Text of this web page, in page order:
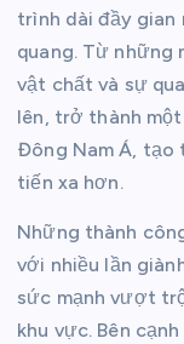
trình dài đầy gian
quang. Từ những
vật chất và sự
lên, trở thành
Đông Nam Á, tạo
tiến xa hơn.
Những thành
với nhiều lần
sức mạnh vượt
khu vực. Bên